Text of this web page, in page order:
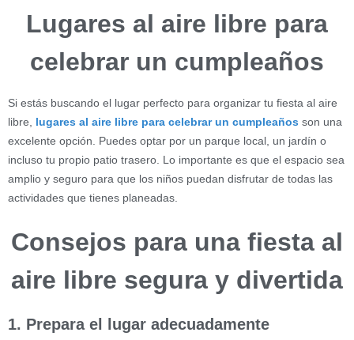
Lugares al aire libre para
celebrar un cumpleaños
Si estás buscando el lugar perfecto para organizar tu fiesta al aire
libre, lugares al aire libre para celebrar un cumpleaños son una
excelente opción. Puedes optar por un parque local, un jardín o
incluso tu propio patio trasero. Lo importante es que el espacio sea
amplio y seguro para que los niños puedan disfrutar de todas las
actividades que tienes planeadas.
Consejos para una fiesta al
aire libre segura y divertida
1. Prepara el lugar adecuadamente